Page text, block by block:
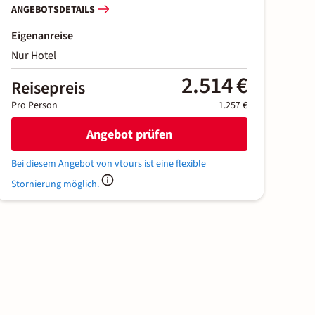
ANGEBOTSDETAILS
Eigenanreise
Nur Hotel
Reisepreis 2.514 €
Pro Person 1.257 €
Angebot prüfen
Bei diesem Angebot von vtours ist eine flexible
Stornierung möglich.